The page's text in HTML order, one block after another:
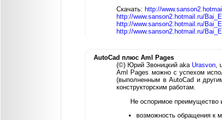
Скачать: http://
http://www.sanson2.hotmail.ru/
http://www.sanson2.hotmail.ru/
http://www.sanson2.hotmail.ru/
AutoCad плюс Aml Pages
(©) Юрий Звоницкий aka Urasvon,
Aml Pages можно с успехом
(выполненным в AutoCad и
конструкторским работам.
Не оспоримое преимущество
возможность обращения к